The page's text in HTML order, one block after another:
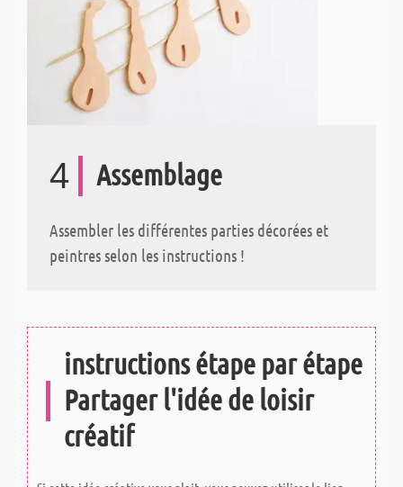
4 Assemblage
Assembler les différentes parties décorées et
peintres selon les instructions !
instructions étape par étape
Partager l'idée de loisir
créatif